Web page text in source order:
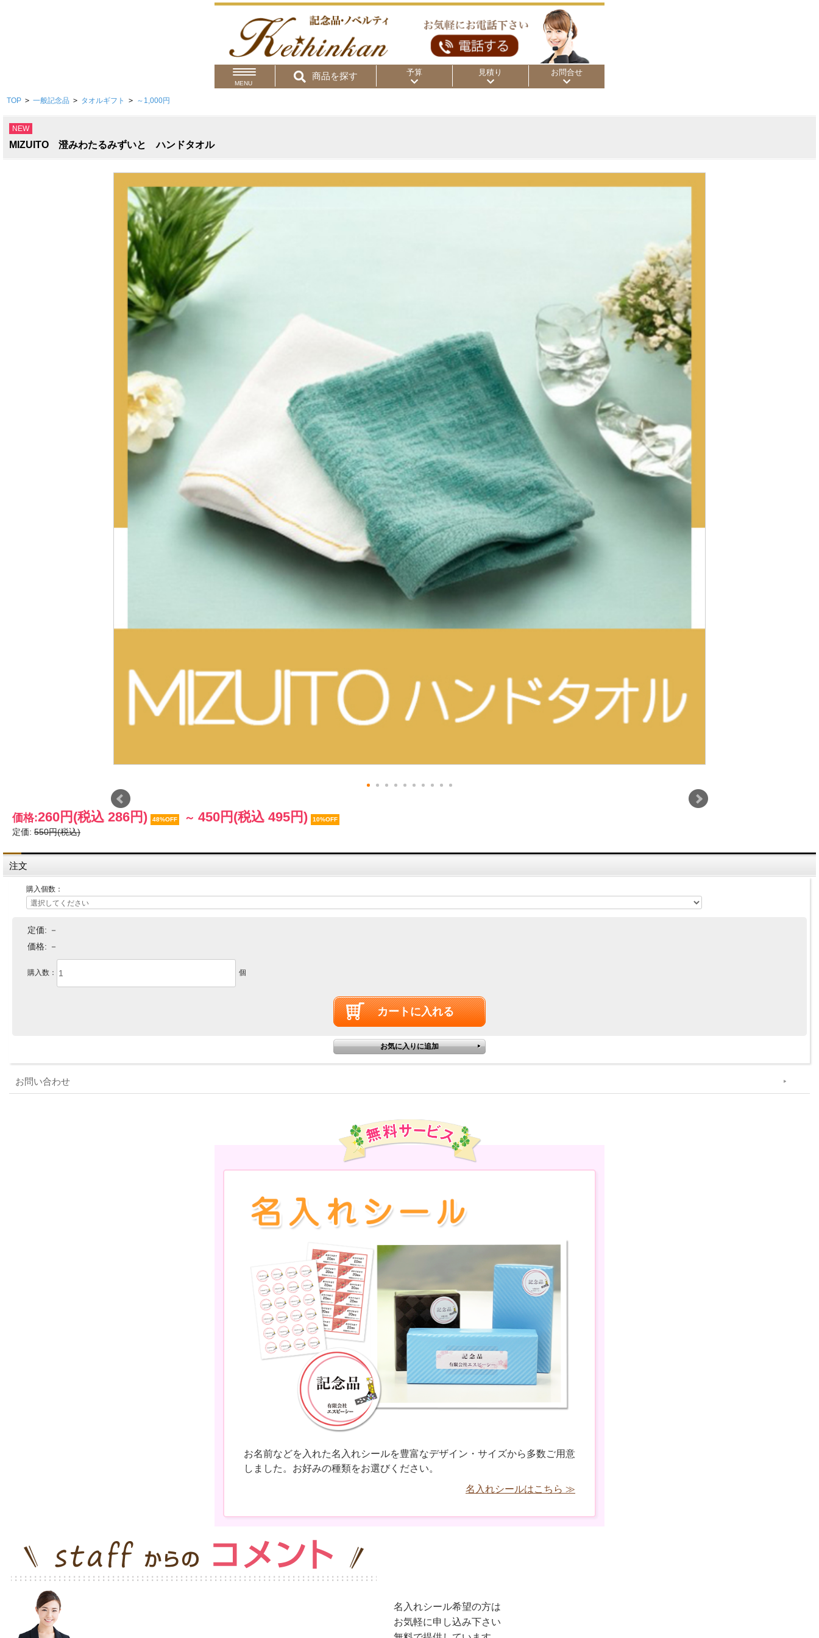
MENU
商品を探す 予算
～2,000円 ～10,000円
～15,000円 ～20,000円 ～30,000円
～50,000円 50,001円～
見積り お問合せ
TOP > 一般記念品 > タオルギフト > ～1,000円
NEW
MIZUITO 澄みわたるみずいと ハンドタオル
価格:260円 (税込 286円) 48%OFF ～ 450円 (税込 495円) 10%OFF
定価: 550円(税込)
注文
購入個数：
定価: －
価格: －
購入数： 個
お問い合わせ
お名前などを入れた名入れシールを豊富なデザイン・サイズから多数ご用意
しました。お好みの種類をお選びください。
名入れシールはこちら ≫
名入れシール希望の方は
お気軽に申し込み下さい